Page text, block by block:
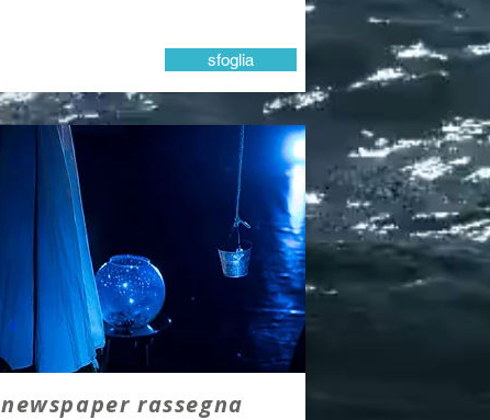
sfoglia
newspaper rassegna